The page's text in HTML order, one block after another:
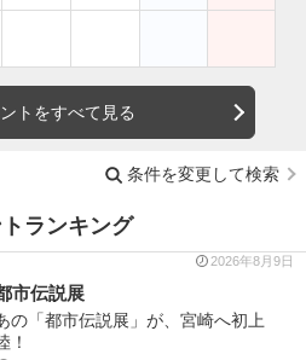
トをすべて見る
条件を変更して検索
ランキング
2026年8月9日
市伝説展
の「都市伝説展」が、宮崎へ初上
！